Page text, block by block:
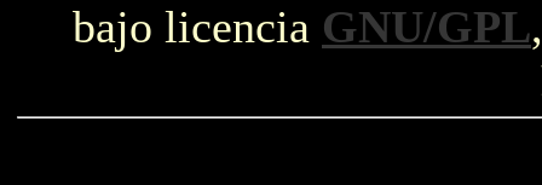
bajo licencia GNU/GPL